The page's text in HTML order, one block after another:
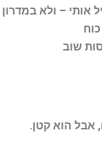
– ולא
שוב
אבל הוא קטן.